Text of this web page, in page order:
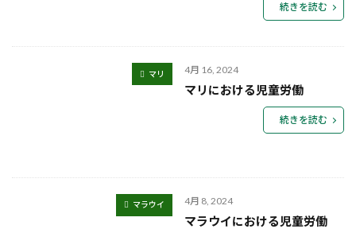
続きを読む
マリ 4月 16, 2024
マリにおける児童労働
続きを読む
マラウイ 4月 8, 2024
マラウイにおける児童労働